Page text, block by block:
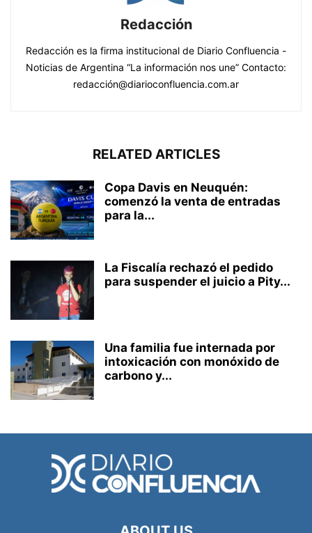
Redacción
Redacción es la firma institucional de Diario Confluencia -
Noticias de Argentina “La información nos une” Contacto:
redacción@diarioconfluencia.com.ar
RELATED ARTICLES
Copa Davis en Neuquén:
comenzó la venta de entradas
para la...
La Fiscalía rechazó el pedido
para suspender el juicio a Pity...
Una familia fue internada por
intoxicación con monóxido de
carbono y...